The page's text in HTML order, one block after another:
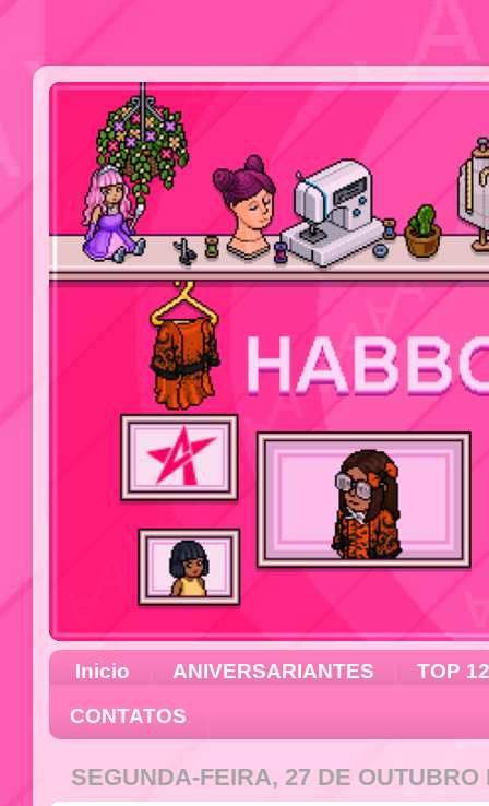
Inicio ANIVERSARIANTES
TOP 12
CONTATOS
SEGUNDA-FEIRA, 27 DE OUTUBRO